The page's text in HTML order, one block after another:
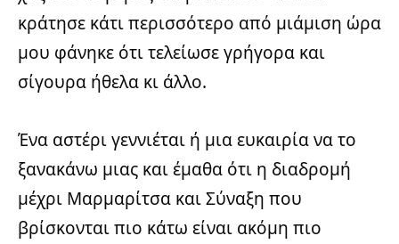
κράτησε κάτι περισσότερο από μιάμιση ώρα
μου φάνηκε ότι τελείωσε γρήγορα και
σίγουρα ήθελα κι άλλο.
Ένα αστέρι γεννιέται ή μια ευκαιρία να το
ξανακάνω μιας και έμαθα ότι η διαδρομή
μέχρι Μαρμαρίτσα και Σύναξη που
βρίσκονται πιο κάτω είναι ακόμη πιο